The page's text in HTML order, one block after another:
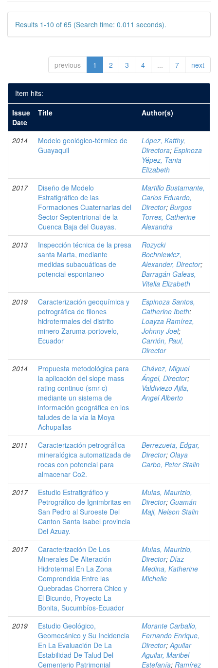
Results 1-10 of 65 (Search time: 0.011 seconds).
previous 1 2 3 4 ... 7 next
Item hits:
Issue
Date
Title Author(s)
2014
Modelo geológico-térmico de
Guayaquil
López, Katthy,
Directora; Espinoza
Yépez, Tania
Elizabeth
2017
Diseño de Modelo
Estratigráfico de las
Formaciones Cuaternarias del
Sector Septentrional de la
Cuenca Baja del Guayas.
Martillo Bustamante,
Carlos Eduardo,
Director; Burgos
Torres, Catherine
Alexandra
2013
Inspección técnica de la presa
santa Marta, mediante
medidas subacuáticas de
potencial espontaneo
Rozycki
Bochniewicz,
Alexander, Director;
Barragán Galeas,
Vitelia Elizabeth
2019
Caracterización geoquímica y
petrográfica de filones
hidrotermales del distrito
minero Zaruma-portovelo,
Ecuador
Espinoza Santos,
Catherine Ibeth;
Loayza Ramírez,
Johnny Joel;
Carrión, Paul,
Director
2014
Propuesta metodológica para
la aplicación del slope mass
rating continuo (smr-c)
mediante un sistema de
información geográfica en los
taludes de la vía la Moya
Achupallas
Chávez, Miguel
Ángel, Director;
Valdiviezo Ajila,
Angel Alberto
2011
Caracterización petrográfica
mineralógica automatizada de
rocas con potencial para
almacenar Co2.
Berrezueta, Edgar,
Director; Olaya
Carbo, Peter Stalin
2017
Estudio Estratigráfico y
Petrográfico de Ignimbritas en
San Pedro al Suroeste Del
Canton Santa Isabel provincia
Del Azuay.
Mulas, Maurizio,
Director; Guamán
Maji, Nelson Stalin
2017
Caracterización De Los
Minerales De Alteración
Hidrotermal En La Zona
Comprendida Entre las
Quebradas Chorrera Chico y
El Bicundo, Proyecto La
Bonita, Sucumbíos-Ecuador
Mulas, Maurizio,
Director; Díaz
Medina, Katherine
Michelle
2019
Estudio Geológico,
Geomecánico y Su Incidencia
En La Evaluación De La
Estabilidad De Talud Del
Cementerio Patrimonial
Morante Carballo,
Fernando Enrique,
Director;Aguilar
Aguilar, Maribel
Estefanía; Ramírez